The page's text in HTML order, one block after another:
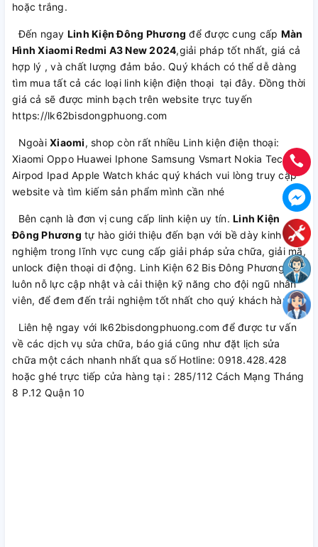
hoặc trắng.
Đến ngay Linh Kiện Đông Phương để được cung cấp Màn
Hình Xiaomi Redmi A3 New 2024,giải pháp tốt nhất, giá cả
hợp lý , và chất lượng đảm bảo. Quý khách có thể dễ dàng
tìm mua tất cả các loại linh kiện điện thoại tại đây. Đồng thời
giá cả sẽ được minh bạch trên website trực tuyến
https://lk62bisdongphuong.com
Ngoài Xiaomi, shop còn rất nhiều Linh kiện điện thoại:
Xiaomi Oppo Huawei Iphone Samsung Vsmart Nokia Tecno
Airpod Ipad Apple Watch khác quý khách vui lòng truy cập
website và tìm kiếm sản phẩm mình cần nhé
Bên cạnh là đơn vị cung cấp linh kiện uy tín. Linh Kiện
Đông Phương tự hào giới thiệu đến bạn với bề dày kinh
nghiệm trong lĩnh vực cung cấp giải pháp sửa chữa, giải mã,
unlock điện thoại di động. Linh Kiện 62 Bis Đông Phương
luôn nỗ lực cập nhật và cải thiện kỹ năng cho đội ngũ nhân
viên, để đem đến trải nghiệm tốt nhất cho quý khách hàng.
Liên hệ ngay với lk62bisdongphuong.com để được tư vấn
về các dịch vụ sửa chữa, báo giá cũng như đặt lịch sửa
chữa một cách nhanh nhất qua số Hotline: 0918.428.428
hoặc ghé trực tiếp cửa hàng tại : 285/112 Cách Mạng Tháng
8 P.12 Quận 10